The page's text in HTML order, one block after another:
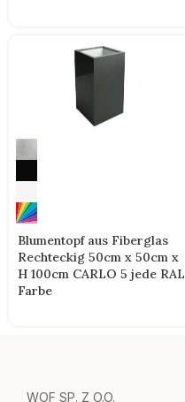
Blumentopf aus Fiberglas
Rechteckig 50cm x 50cm x
H 100cm CARLO 5 jede RAL
Farbe
WOF SP. Z O.O.